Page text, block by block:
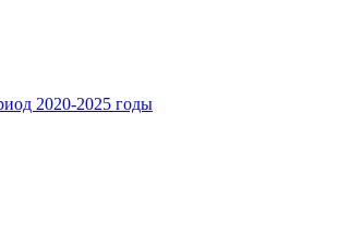
2020-2025 годы